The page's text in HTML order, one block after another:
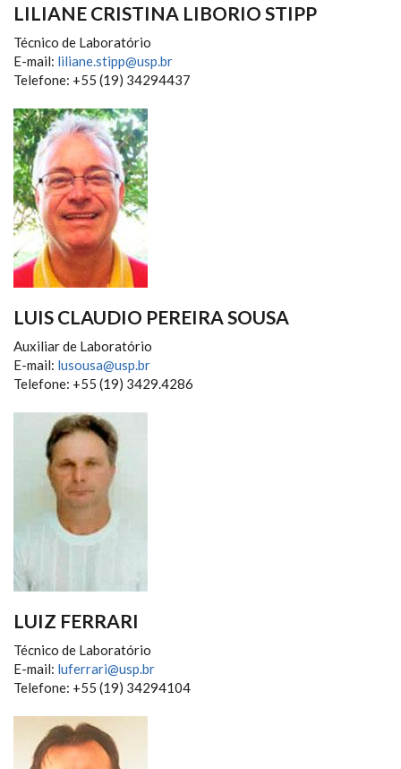
LILIANE CRISTINA LIBORIO STIPP
Técnico de Laboratório
E-mail: liliane.stipp@usp.br
Telefone: +55 (19) 34294437
LUIS CLAUDIO PEREIRA SOUSA
Auxiliar de Laboratório
E-mail: lusousa@usp.br
Telefone: +55 (19) 3429.4286
LUIZ FERRARI
Técnico de Laboratório
E-mail: luferrari@usp.br
Telefone: +55 (19) 34294104